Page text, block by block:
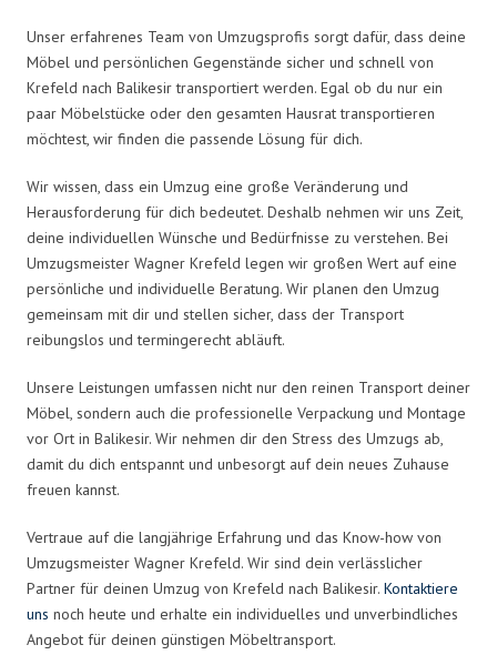
Unser erfahrenes Team von Umzugsprofis sorgt dafür, dass deine
Möbel und persönlichen Gegenstände sicher und schnell von
Krefeld nach Balikesir transportiert werden. Egal ob du nur ein
paar Möbelstücke oder den gesamten Hausrat transportieren
möchtest, wir finden die passende Lösung für dich.
Wir wissen, dass ein Umzug eine große Veränderung und
Herausforderung für dich bedeutet. Deshalb nehmen wir uns Zeit,
deine individuellen Wünsche und Bedürfnisse zu verstehen. Bei
Umzugsmeister Wagner Krefeld legen wir großen Wert auf eine
persönliche und individuelle Beratung. Wir planen den Umzug
gemeinsam mit dir und stellen sicher, dass der Transport
reibungslos und termingerecht abläuft.
Unsere Leistungen umfassen nicht nur den reinen Transport deiner
Möbel, sondern auch die professionelle Verpackung und Montage
vor Ort in Balikesir. Wir nehmen dir den Stress des Umzugs ab,
damit du dich entspannt und unbesorgt auf dein neues Zuhause
freuen kannst.
Vertraue auf die langjährige Erfahrung und das Know-how von
Umzugsmeister Wagner Krefeld. Wir sind dein verlässlicher
Partner für deinen Umzug von Krefeld nach Balikesir. Kontaktiere
uns noch heute und erhalte ein individuelles und unverbindliches
Angebot für deinen günstigen Möbeltransport.